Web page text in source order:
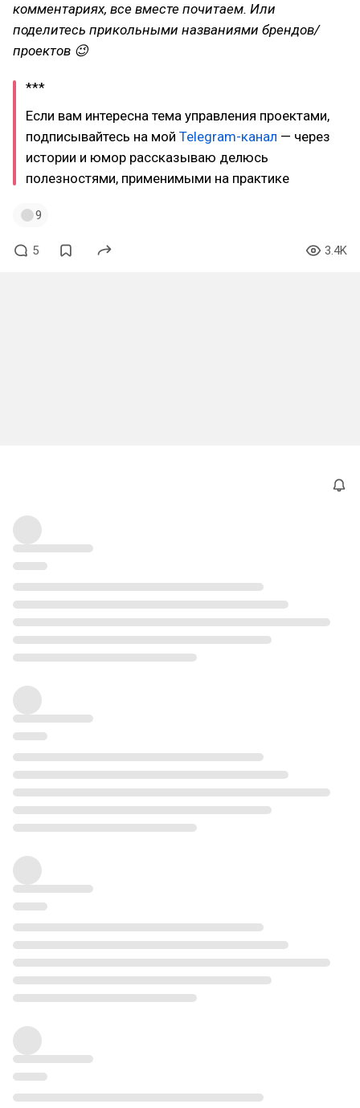
комментариях, все вместе почитаем. Или
поделитесь прикольными названиями брендов/
проектов 😉
***
Если вам интересна тема управления проектами,
подписывайтесь на мой Telegram-канал — через
истории и юмор рассказываю делюсь
полезностями, применимыми на практике
9
5 3.4K